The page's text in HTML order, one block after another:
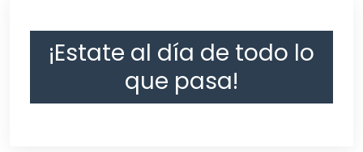
¡Estate al día de todo lo
que pasa!